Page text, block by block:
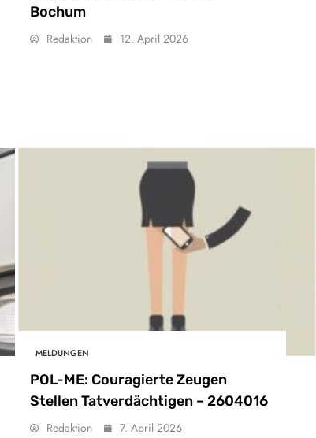
Bochum
Redaktion 12. April 2026
MELDUNGEN
POL-ME: Couragierte Zeugen
Stellen Tatverdächtigen – 2604016
Redaktion 7. April 2026